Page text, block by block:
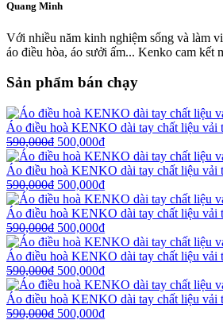
Quang Minh
Với nhiều năm kinh nghiệm sống và làm
áo điều hòa, áo sưởi ấm... Kenko cam kết
Sản phẩm bán chạy
Áo điều hoà KENKO dài tay chất liệu vải
590,000₫ 500,000₫
Áo điều hoà KENKO dài tay chất liệu vải
590,000₫ 500,000₫
Áo điều hoà KENKO dài tay chất liệu vải
590,000₫ 500,000₫
Áo điều hoà KENKO dài tay chất liệu vải
590,000₫ 500,000₫
Áo điều hoà KENKO dài tay chất liệu vải
590,000₫ 500,000₫